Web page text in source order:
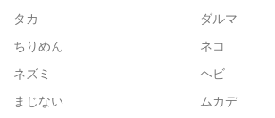
タカ
ダルマ
ちりめん
ネコ
ネズミ
ヘビ
まじない
ムカデ